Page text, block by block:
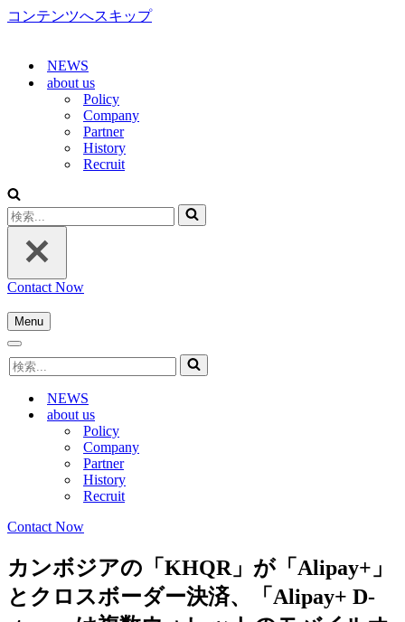
コンテンツへスキップ
NEWS
about us
Policy
Company
Partner
History
Recruit
検
索...
Contact Now
Menu
ナ
ゲ
シ
ョ
ナ
ビ
検
索...
NEWS
about us
Policy
Company
Partner
History
Recruit
Contact Now
カンボジアの「KHQR」が「Alipay+」
とクロスボーダー決済、「Alipay+ D-